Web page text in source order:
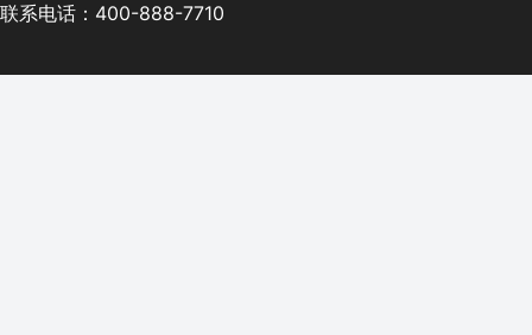
联系电话：400-888-7710